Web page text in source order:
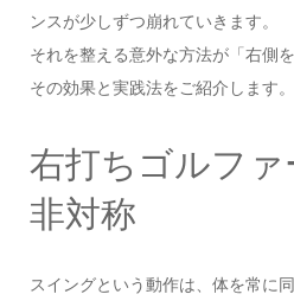
ンスが少しずつ崩れていきます。
それを整える意外な方法が「右側
その効果と実践法をご紹介します。
右打ちゴルフ
非対称
スイングという動作は、体を常に